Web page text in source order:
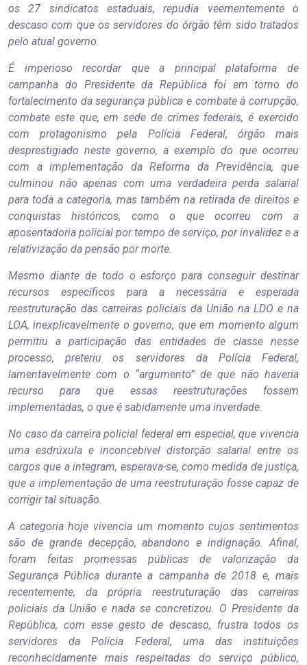
os 27 sindicatos estaduais, repudia veementemente o
descaso com que os servidores do órgão têm sido tratados
pelo atual governo.
É imperioso recordar que a principal plataforma de
campanha do Presidente da República foi em torno do
fortalecimento da segurança pública e combate à corrupção,
combate este que, em sede de crimes federais, é exercido
com protagonismo pela Polícia Federal, órgão mais
desprestigiado neste governo, a exemplo do que ocorreu
com a implementação da Reforma da Previdência, que
culminou não apenas com uma verdadeira perda salarial
para toda a categoria, mas também na retirada de direitos e
conquistas históricos, como o que ocorreu com a
aposentadoria policial por tempo de serviço, por invalidez e a
relativização da pensão por morte.
Mesmo diante de todo o esforço para conseguir destinar
recursos específicos para a necessária e esperada
reestruturação das carreiras policiais da União na LDO e na
LOA, inexplicavelmente o governo, que em momento algum
permitiu a participação das entidades de classe nesse
processo, preteriu os servidores da Polícia Federal,
lamentavelmente com o “argumento” de que não haveria
recurso para que essas reestruturações fossem
implementadas, o que é sabidamente uma inverdade.
No caso da carreira policial federal em especial, que vivencia
uma esdrúxula e inconcebível distorção salarial entre os
cargos que a integram, esperava-se, como medida de justiça,
que a implementação de uma reestruturação fosse capaz de
corrigir tal situação.
A categoria hoje vivencia um momento cujos sentimentos
são de grande decepção, abandono e indignação. Afinal,
foram feitas promessas públicas de valorização da
Segurança Pública durante a campanha de 2018 e, mais
recentemente, da própria reestruturação das carreiras
policiais da União e nada se concretizou. O Presidente da
República, com esse gesto de descaso, frustra todos os
servidores da Polícia Federal, uma das instituições
reconhecidamente mais respeitadas do serviço público,